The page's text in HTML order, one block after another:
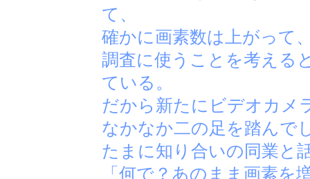
て、
確かに画素数は上がって
調査に使うことを考える
ている。
だから新たにビデオカメ
なかなか二の足を踏んで
たまに知り合いの同業と
「何で？あのまま画素を